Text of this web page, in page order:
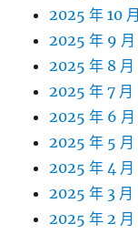
2025 年 10 月
2025 年 9 月
2025 年 8 月
2025 年 7 月
2025 年 6 月
2025 年 5 月
2025 年 4 月
2025 年 3 月
2025 年 2 月